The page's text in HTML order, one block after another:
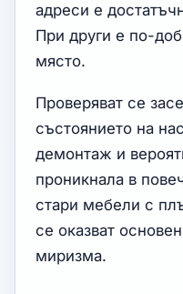
адреси е
При други е по-
място.
Проверяват се
състоянието на
демонтаж и
проникнала в
стари мебели с
се оказват
миризма.